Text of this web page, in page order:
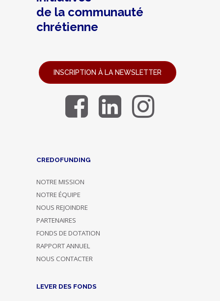
de la communauté
chrétienne
INSCRIPTION À LA NEWSLETTER
CREDOFUNDING
NOTRE MISSION
NOTRE ÉQUIPE
NOUS REJOINDRE
PARTENAIRES
FONDS DE DOTATION
RAPPORT ANNUEL
NOUS CONTACTER
LEVER DES FONDS